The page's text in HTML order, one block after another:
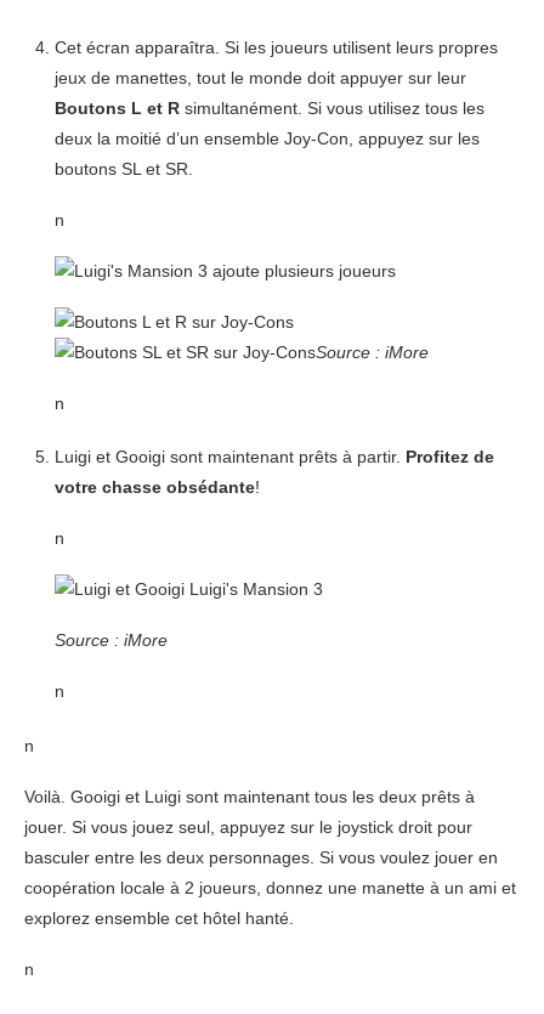
Cet écran apparaîtra. Si les joueurs utilisent leurs propres
jeux de manettes, tout le monde doit appuyer sur leur
Boutons L et R simultanément. Si vous utilisez tous les
deux la moitié d’un ensemble Joy-Con, appuyez sur les
boutons SL et SR.
n
Source : iMore
n
Luigi et Gooigi sont maintenant prêts à partir. Profitez de
votre chasse obsédante!
n
Source : iMore
n
n
Voilà. Gooigi et Luigi sont maintenant tous les deux prêts à
jouer. Si vous jouez seul, appuyez sur le joystick droit pour
basculer entre les deux personnages. Si vous voulez jouer en
coopération locale à 2 joueurs, donnez une manette à un ami et
explorez ensemble cet hôtel hanté.
n